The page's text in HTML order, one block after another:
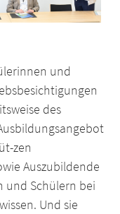
und
des
zen
Auszubildende
und Schülern bei
Und sie